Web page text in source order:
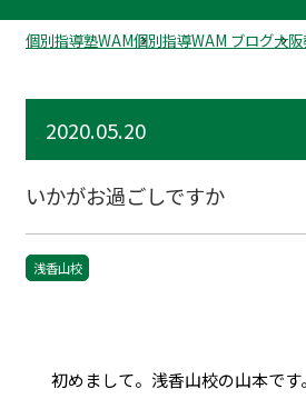
個別指導塾WAM個別指導WAM ブログ大
2020.05.20
いかがお過ごしですか
浅香山校
初めまして。浅香山校の山本です。